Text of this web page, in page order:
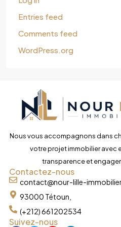
Entries feed
Comments feed
WordPress.org
Nous vous accompagnons dans
votre projet immobilier avec
transparence et
Contactez-nous
contact@nour-lille-
93000 Tétoun,
(+212) 661202534
Suivez-nous